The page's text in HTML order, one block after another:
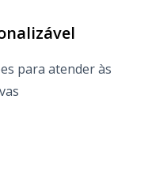
para atender às